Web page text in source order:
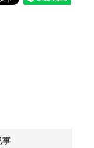
事